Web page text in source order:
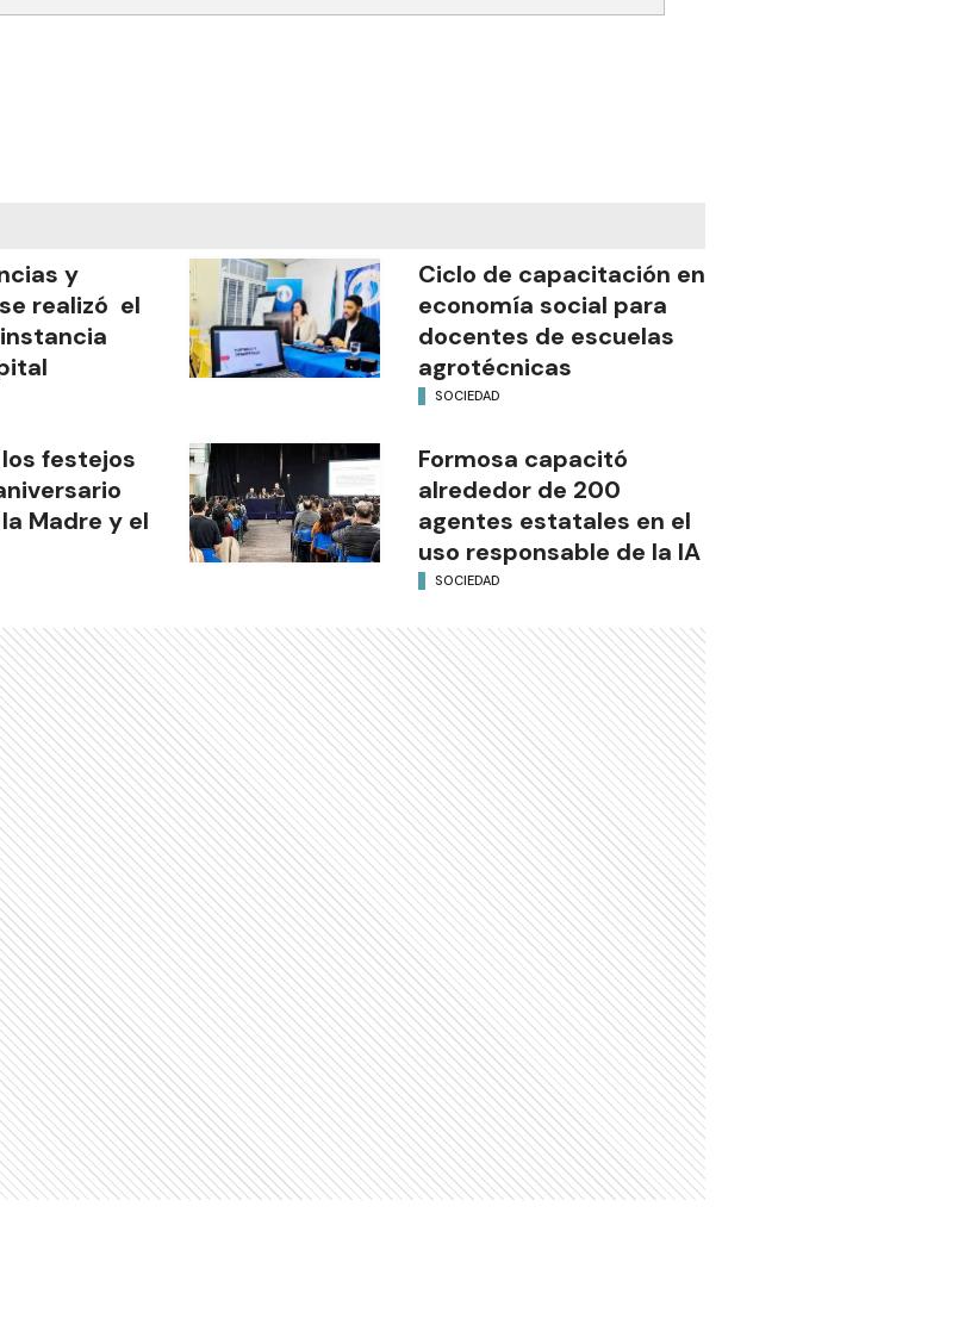
y
realizó el
Ciclo de capacitación en
economía social para
docentes de escuelas
agrotécnicas
SOCIEDAD
festejos
Madre y el
Formosa capacitó
alrededor de 200
agentes estatales en el
uso responsable de la IA
SOCIEDAD